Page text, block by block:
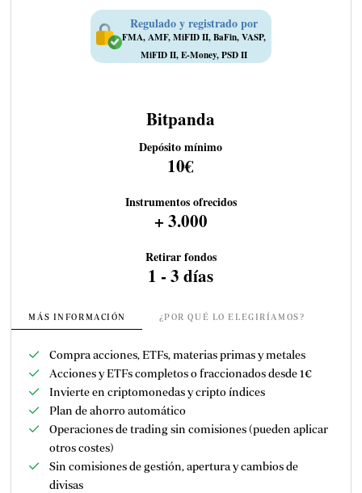
Regulado y registrado por
FMA, AMF, MiFID II, BaFin, VASP,
MiFID II, E-Money, PSD II
Bitpanda
Depósito mínimo
10€
Instrumentos ofrecidos
+ 3.000
Retirar fondos
1 - 3 días
MÁS INFORMACIÓN ¿POR QUÉ LO ELEGIRÍAMOS?
Compra acciones, ETFs, materias primas y metales
Acciones y ETFs completos o fraccionados desde 1€
Invierte en criptomonedas y cripto índices
Plan de ahorro automático
Operaciones de trading sin comisiones (pueden aplicar
otros costes)
Sin comisiones de gestión, apertura y cambios de
divisas